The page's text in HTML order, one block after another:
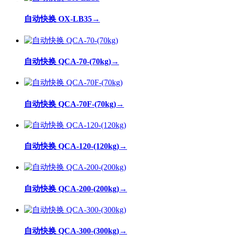
自动快换 OX-LB35→
自动快换 QCA-70-(70kg)→
自动快换 QCA-70F-(70kg)→
自动快换 QCA-120-(120kg)→
自动快换 QCA-200-(200kg)→
自动快换 QCA-300-(300kg)→